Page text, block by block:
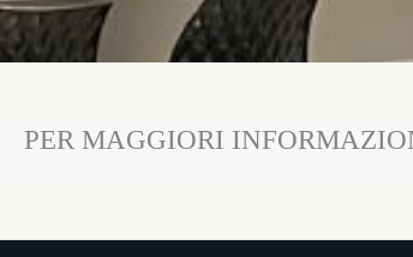
PER MAGGIORI